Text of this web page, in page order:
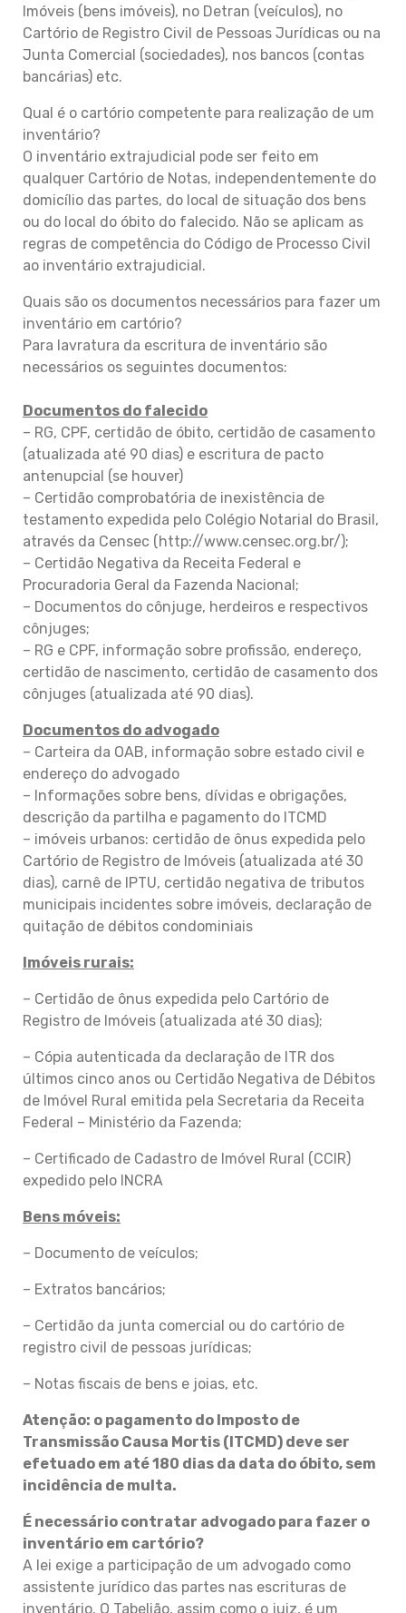
Imóveis (bens imóveis), no Detran (veículos), no
Cartório de Registro Civil de Pessoas Jurídicas ou na
Junta Comercial (sociedades), nos bancos (contas
bancárias) etc.
Qual é o cartório competente para realização de um
inventário?
O inventário extrajudicial pode ser feito em
qualquer Cartório de Notas, independentemente do
domicílio das partes, do local de situação dos bens
ou do local do óbito do falecido. Não se aplicam as
regras de competência do Código de Processo Civil
ao inventário extrajudicial.
Quais são os documentos necessários para fazer um
inventário em cartório?
Para lavratura da escritura de inventário são
necessários os seguintes documentos:
Documentos do falecido
– RG, CPF, certidão de óbito, certidão de casamento
(atualizada até 90 dias) e escritura de pacto
antenupcial (se houver)
– Certidão comprobatória de inexistência de
testamento expedida pelo Colégio Notarial do Brasil,
através da Censec (http://www.censec.org.br/);
– Certidão Negativa da Receita Federal e
Procuradoria Geral da Fazenda Nacional;
– Documentos do cônjuge, herdeiros e respectivos
cônjuges;
– RG e CPF, informação sobre profissão, endereço,
certidão de nascimento, certidão de casamento dos
cônjuges (atualizada até 90 dias).
Documentos do advogado
– Carteira da OAB, informação sobre estado civil e
endereço do advogado
– Informações sobre bens, dívidas e obrigações,
descrição da partilha e pagamento do ITCMD
– imóveis urbanos: certidão de ônus expedida pelo
Cartório de Registro de Imóveis (atualizada até 30
dias), carnê de IPTU, certidão negativa de tributos
municipais incidentes sobre imóveis, declaração de
quitação de débitos condominiais
Imóveis rurais:
– Certidão de ônus expedida pelo Cartório de
Registro de Imóveis (atualizada até 30 dias);
– Cópia autenticada da declaração de ITR dos
últimos cinco anos ou Certidão Negativa de Débitos
de Imóvel Rural emitida pela Secretaria da Receita
Federal – Ministério da Fazenda;
– Certificado de Cadastro de Imóvel Rural (CCIR)
expedido pelo INCRA
Bens móveis:
– Documento de veículos;
– Extratos bancários;
– Certidão da junta comercial ou do cartório de
registro civil de pessoas jurídicas;
– Notas fiscais de bens e joias, etc.
Atenção: o pagamento do Imposto de
Transmissão Causa Mortis (ITCMD) deve ser
efetuado em até 180 dias da data do óbito, sem
incidência de multa.
É necessário contratar advogado para fazer o
inventário em cartório?
A lei exige a participação de um advogado como
assistente jurídico das partes nas escrituras de
inventário. O Tabelião, assim como o juiz, é um